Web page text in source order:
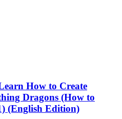
How to Create
Dragons (How to
(English Edition)